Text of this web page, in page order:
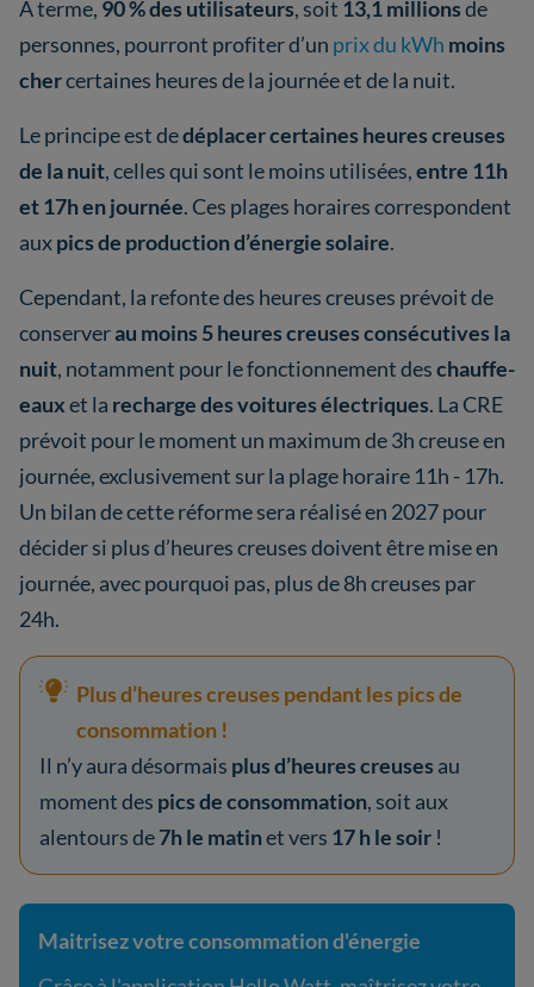
À terme, 90 % des utilisateurs, soit 13,1 millionsde
personnes, pourront profiter d’un prix du kWh moins
chercertaines heures de la journée et de la nuit.
Le principe est dedéplacer certaines heures creuses
de la nuit, celles qui sont le moins utilisées,entre 11h
et 17h en journée. Ces plages horaires correspondent
auxpics de production d’énergie solaire.
Cependant, la refonte des heures creuses prévoit de
conserverau moins 5 heures creuses consécutives la
nuit, notamment pour le fonctionnement deschauffe-
eauxet la recharge des voitures électriques. La CRE
prévoit pour le moment un maximum de 3h creuse en
journée, exclusivement sur la plage horaire 11h - 17h.
Un bilan de cette réforme sera réalisé en 2027 pour
décider si plus d’heures creuses doivent être mise en
journée, avec pourquoi pas, plus de 8h creuses par
24h.
Plus d’heures creuses pendant les pics de
consommation !
Il n’y aura désormais plus d’heures creuses au
moment des pics de consommation, soit aux
alentours de7h le matinet vers 17 h le soir !
Maitrisez votre consommation d'énergie